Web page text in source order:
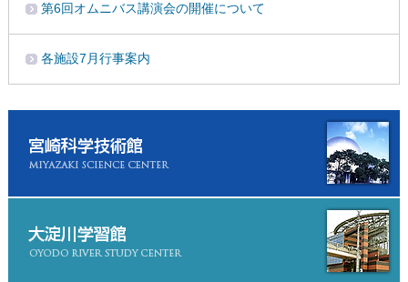
第6回オムニバス講演会の開催について
各施設7月行事案内